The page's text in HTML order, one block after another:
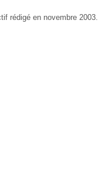
rédigé en novembre 2003.